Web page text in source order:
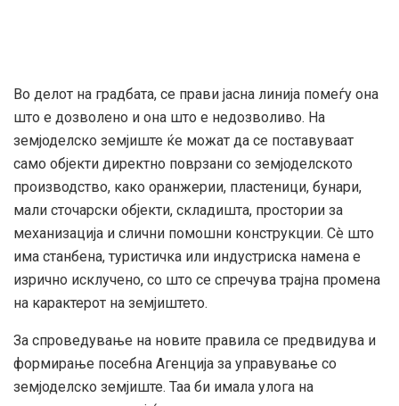
Во делот на градбата, се прави јасна линија помеѓу она
што е дозволено и она што е недозволиво. На
земјоделско земјиште ќе можат да се поставуваат
само објекти директно поврзани со земјоделското
производство, како оранжерии, пластеници, бунари,
мали сточарски објекти, складишта, простории за
механизација и слични помошни конструкции. Сè што
има станбена, туристичка или индустриска намена е
изрично исклучено, со што се спречува трајна промена
на карактерот на земјиштето.
За спроведување на новите правила се предвидува и
формирање посебна Агенција за управување со
земјоделско земјиште. Таа би имала улога на